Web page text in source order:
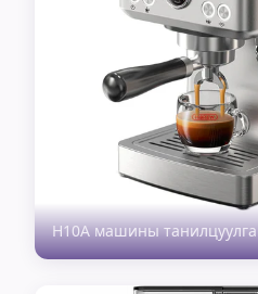
H10A машины танилцуулга